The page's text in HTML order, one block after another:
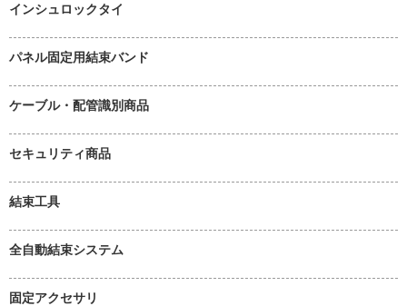
インシュロックタイ
パネル固定用結束バンド
ケーブル・配管識別商品
セキュリティ商品
結束工具
全自動結束システム
固定アクセサリ